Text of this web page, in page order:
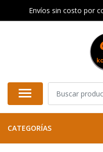
Envíos sin costo por
CATEGORÍAS